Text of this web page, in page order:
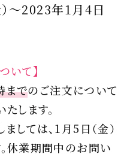
～2023年1月4日
いて】
までのご注文について
します。
しては、1月5日（金）
休業期間中のお問い